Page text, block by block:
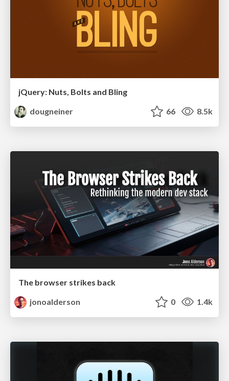
jQuery: Nuts, Bolts and Bling
dougneiner
66 8.5k
The browser strikes back
jonoalderson
0 1.4k